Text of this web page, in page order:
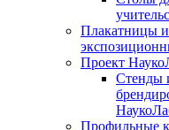
Плакатницы и
Проект
Стенды
Профильные